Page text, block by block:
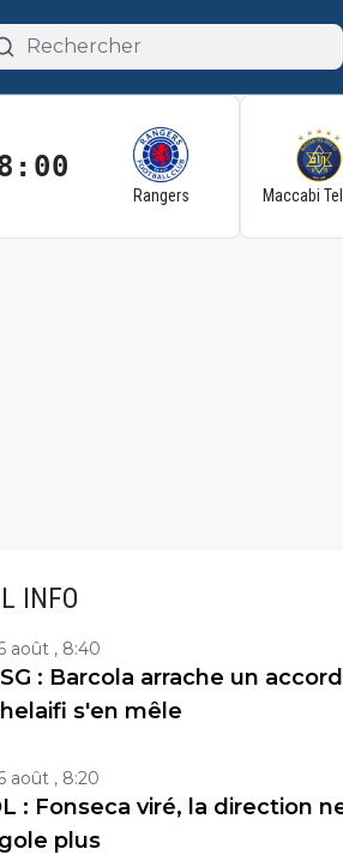
Rangers Maccabi
INFO
août , 8:40
: Barcola arrache un
s'en mêle
août , 8:20
: Fonseca viré, la direction
plus